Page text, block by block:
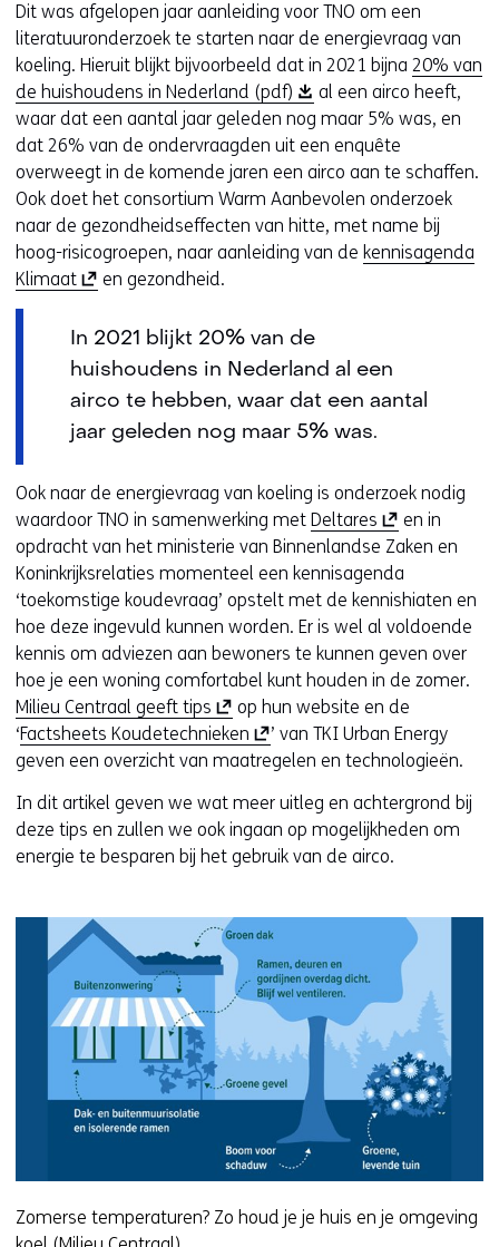
Dit was afgelopen jaar aanleiding voor TNO om een
literatuuronderzoek te starten naar de energievraag van
koeling. Hieruit blijkt bijvoorbeeld dat in 2021 bijna 20% van
de huishoudens in Nederland (pdf)
o
p
e
n
t
i
i
w
v
n
s
t
e
r
)
al een airco heeft,
waar dat een aantal jaar geleden nog maar 5% was, en
dat 26% van de ondervraagden uit een enquête
overweegt in de komende jaren een airco aan te schaffen.
Ook doet het consortium Warm Aanbevolen onderzoek
naar de gezondheidseffecten van hitte, met name bij
hoog-risicogroepen, naar aanleiding van de kennisagenda
Klimaat(
p
t
i
n
i
e
u
w
v
e
n
s
t
e
)
(
v
r
w
j
s
t
n
a
a
e
e
n
en gezondheid.
In 2021 blijkt 20% van de
huishoudens in Nederland al een
airco te hebben, waar dat een aantal
jaar geleden nog maar 5% was.
Ook naar de energievraag van koeling is onderzoek nodig
waardoor TNO in samenwerking met Deltares (
o
p
e
n
t
i
n
n
i
u
w
v
n
e
(
v
r
w
en in
opdracht van het ministerie van Binnenlandse Zaken en
Koninkrijksrelaties momenteel een kennisagenda
‘toekomstige koudevraag’ opstelt met de kennishiaten en
hoe deze ingevuld kunnen worden. Er is wel al voldoende
kennis om adviezen aan bewoners te kunnen geven over
hoe je een woning comfortabel kunt houden in de zomer.
Milieu Centraal geeft tips (
o
p
n
t
i
n
e
v
e
n
e
r
op hun website en de
‘Factsheets Koudetechnieken (
o
e
n
t
n
n
e
w
v
e
s
t
e
’ van TKI Urban Energy
geven een overzicht van maatregelen en technologieën.
In dit artikel geven we wat meer uitleg en achtergrond bij
deze tips en zullen we ook ingaan op mogelijkheden om
energie te besparen bij het gebruik van de airco.
Zomerse temperaturen? Zo houd je je huis en je omgeving